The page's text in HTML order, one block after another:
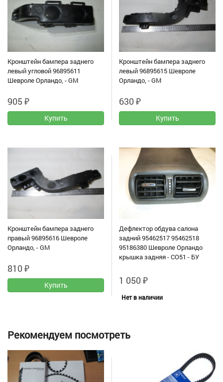
Кронштейн бампера заднего
левый угловой 96895611
Шевроле Орландо, - GM
905 ₽
Кронштейн бампера заднего
левый 96895615 Шевроле
Орландо, - GM
630₽
Кронштейн бампера заднего
правый 96895616 Шевроле
Орландо, - GM
810₽
Дефлектор обдува салона
задний 95462517 95462518
95186380 Шевроле Орландо
крышка задняя - СО51 - БУ
1 050₽
Нет в наличии
Рекомендуем посмотреть